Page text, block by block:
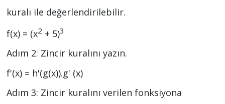
kuralı ile değerlendirilebilir.
f(x) = (x2 + 5)3
Adım 2: Zincir kuralını yazın.
f'(x) = h'(g(x)).g' (x)
Adım 3: Zincir kuralını verilen fonksiyona